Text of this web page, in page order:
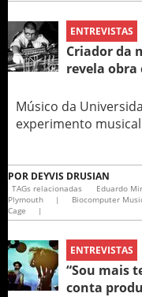
ENTREVISTAS
Criador da
revela obra
Músico da
experimento
POR DEYVIS DRUSIAN
TAGs relacionadas Eduardo
Plymouth
| Biocomputer
Cage
|
ENTREVISTAS
“Sou mais
conta